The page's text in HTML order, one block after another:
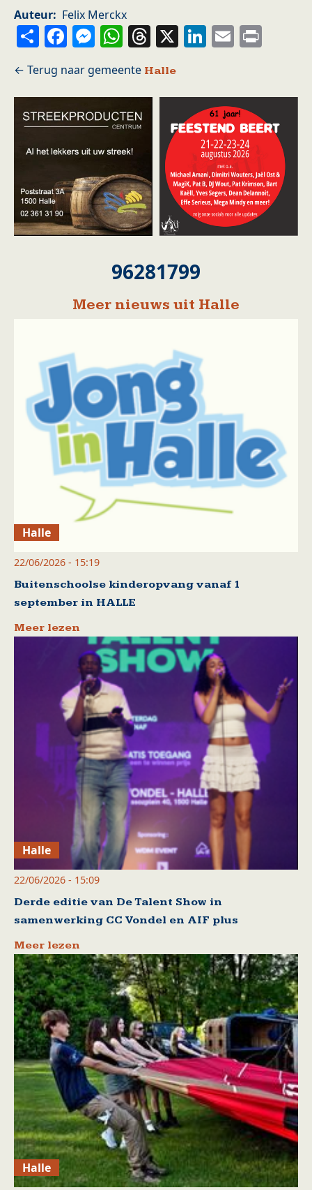
Auteur
Felix Merckx
ShareFacebook
Messenger
WhatsApp
Threads
X LinkedIn
Email
Halle
96281799
Meer nieuws uit Halle
Halle
22/06/2026 - 15:19
Buitenschoolse kinderopvang vanaf 1
september in HALLE
Meer lezen
Halle
22/06/2026 - 15:09
Derde editie van De Talent Show in
samenwerking CC Vondel en AIF plus
Meer lezen
Halle